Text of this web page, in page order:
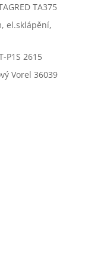
TA375
el.sklápění,
P1S 2615
Vorel 36039